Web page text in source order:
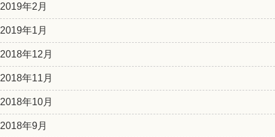
2019年2月
2019年1月
2018年12月
2018年11月
2018年10月
2018年9月